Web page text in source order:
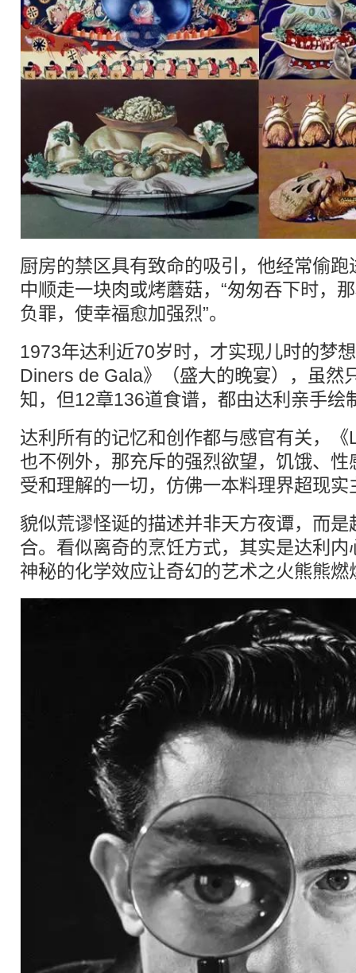
厨房的禁区具有致命的吸引，他经常偷
中顺走一块肉或烤蘑菇，“匆匆吞下时，
负罪，使幸福愈加强烈”。
1973年达利近70岁时，才实现儿时的梦
Diners de Gala》（盛大的晚宴），虽然
知，但12章136道食谱，都由达利亲手绘
达利所有的记忆和创作都与感官有关，
也不例外，那充斥的强烈欲望，饥饿、
受和理解的一切，仿佛一本料理界超现
貌似荒谬怪诞的描述并非天方夜谭，而
合。看似离奇的烹饪方式，其实是达利
神秘的化学效应让奇幻的艺术之火熊熊燃